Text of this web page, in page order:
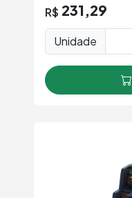
R$ 231,29
Unidade